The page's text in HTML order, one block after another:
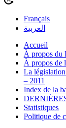
Français
العربية
Accueil
À propos du
À propos de
La
– 2011
Index de la
Statistiques
Politique de